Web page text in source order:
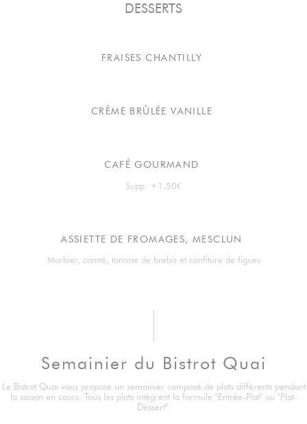
DESSERTS
FRAISES CHANTILLY
CRÈME BRÛLÉE VANILLE
CAFÉ GOURMAND
Supp: +1,50€
ASSIETTE DE FROMAGES, MESCLUN
Morbier, comté, tomme de brebis et confiture de figues
Semainier du Bistrot Quai
Le Bistrot Quai vous propose un semainier composé de plats différents pendant
la saison en cours. Tous les plats intègrent la formule "Entrée-Plat" ou "Plat-
Dessert".